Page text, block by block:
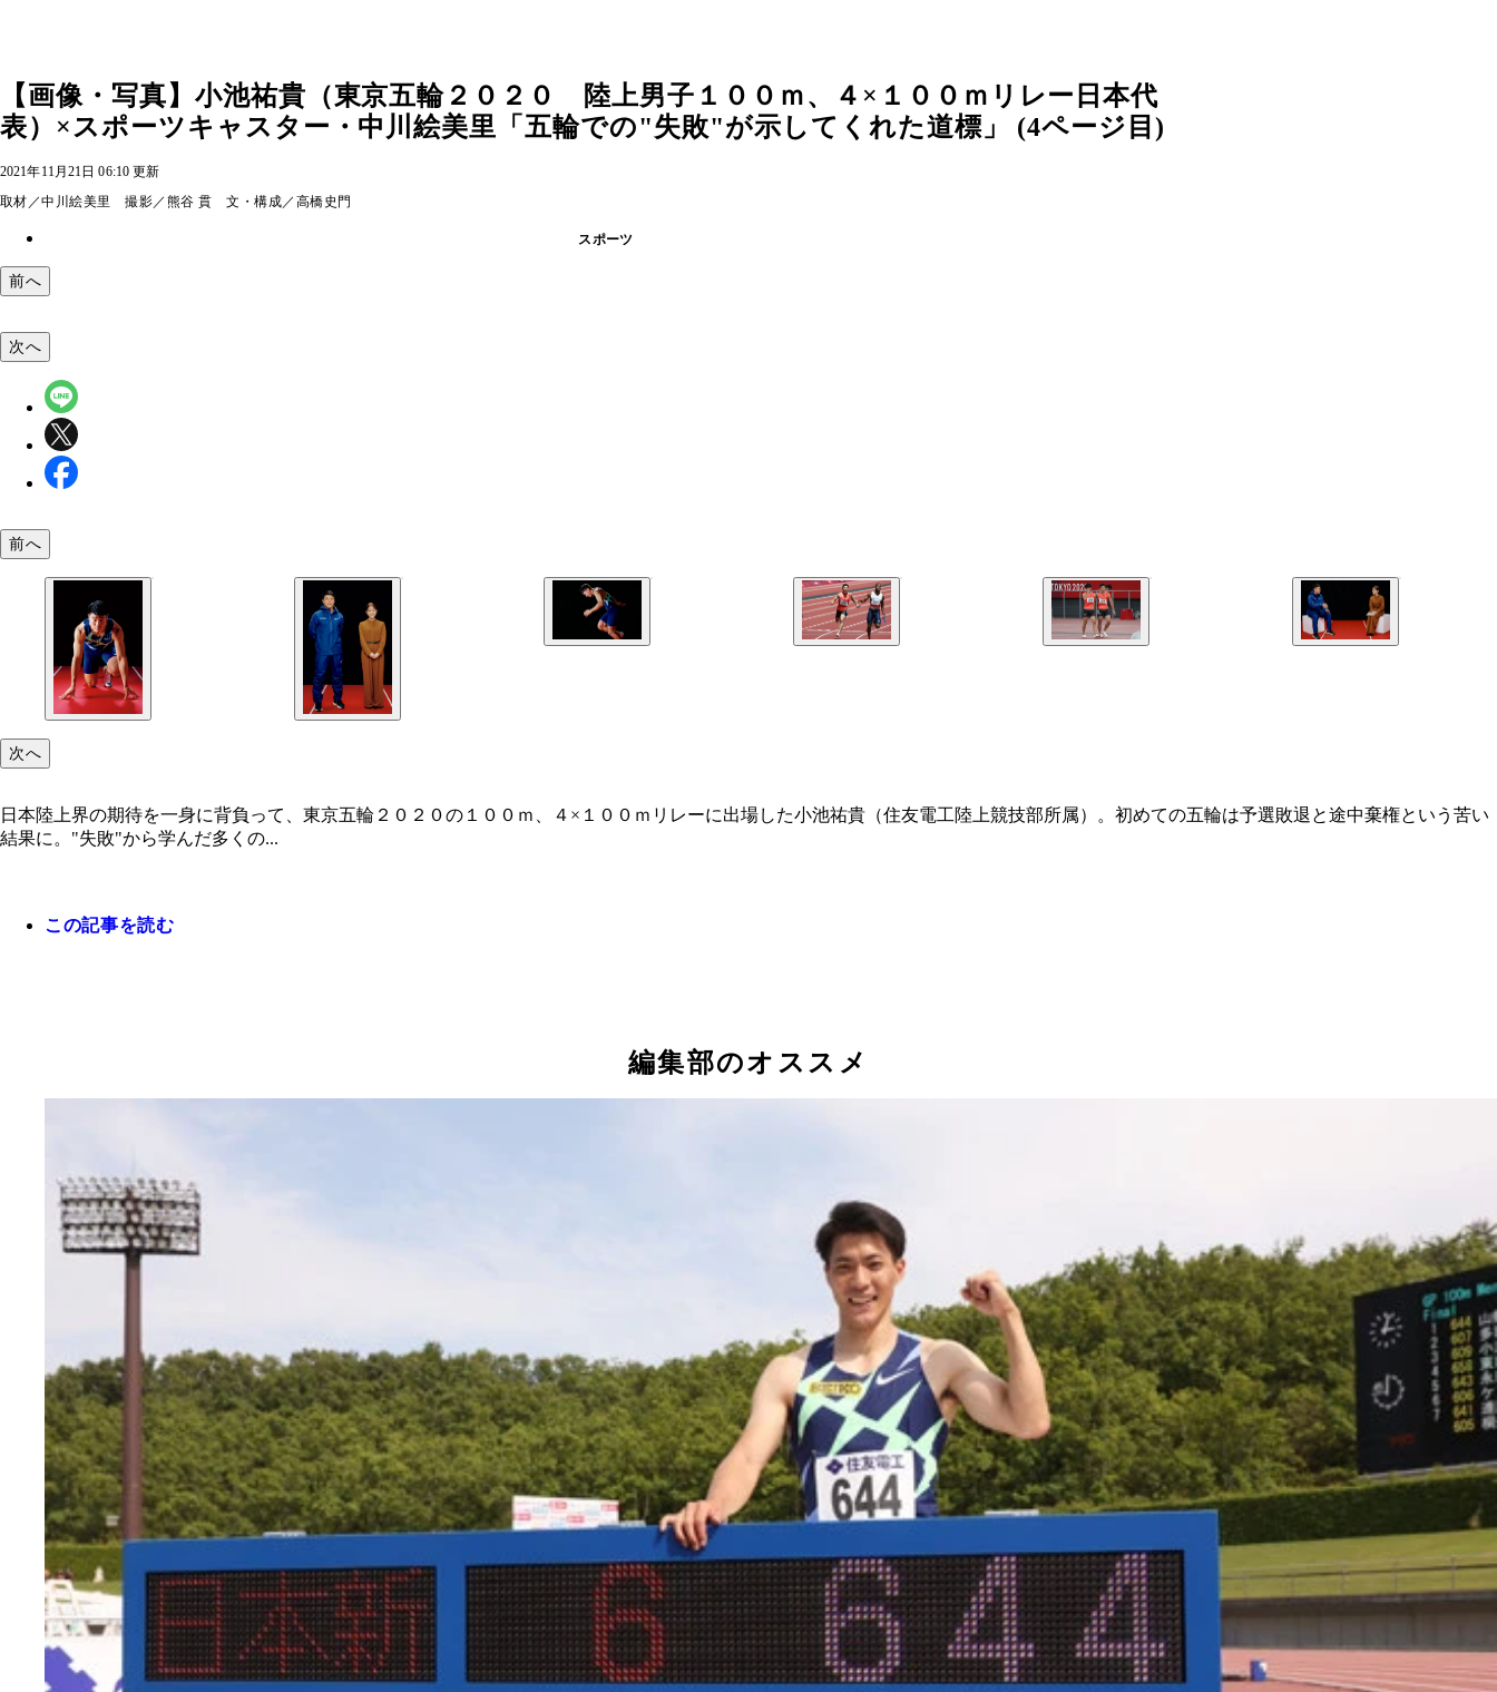
【画像・写真】小池祐貴（東京五輪２０２０ 陸上男子１００ｍ、４×１００ｍリレー日本代
表）×スポーツキャスター・中川絵美里「五輪での"失敗"が示してくれた道標」 (4ページ目)
2021年11月21日 06:10 更新
取材／中川絵美里 撮影／熊谷 貫 文・構成／高橋史門
スポーツ
前へ
取材後、スタート時のフォームの再現撮影で、スタジオの滑る床に苦戦しながら何度もリテイクに付き合ってくれた。風呂上がりの体温低下、免疫力低下を抑えるためにノン
ールビールをたしなむなど、コンディショニングの研究にも余念がない
東京五輪では、日本選手権で優勝した２００ｍを辞退して４×１００ｍリレーのアンカーを務めた。予選では１組３着に入り、決勝進出に貢献
「単純に、心配だった」と、決勝の失格後、真っ先に所属の住友電工の後輩でもある１走の多田（左）のもとに駆け寄った
次へ
前へ
次へ
日本陸上界の期待を一身に背負って、東京五輪２０２０の１００ｍ、４×１００ｍリレーに出場した小池祐貴（住友電工陸上競技部所属）。初めての五輪は予選敗退と途中棄権という苦い
結果に。"失敗"から学んだ多くの...
この記事を読む
編集部のオススメ